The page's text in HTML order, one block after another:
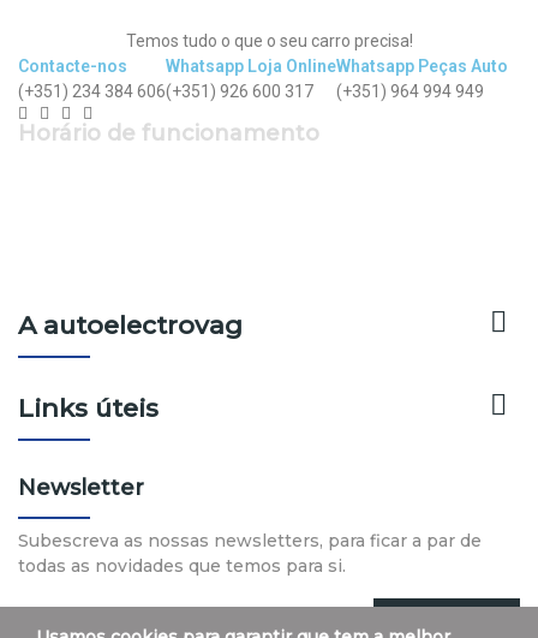
Temos tudo o que o seu carro precisa!
Contacte-nos
(+351) 234 384 606
Whatsapp Loja Online
(+351) 926 600 317
Whatsapp Peças Auto
(+351) 964 994 949
Horário de funcionamento
A autoelectrovag 
Links úteis 
Newsletter
Subescreva as nossas newsletters, para ficar a par de
todas as novidades que temos para si.